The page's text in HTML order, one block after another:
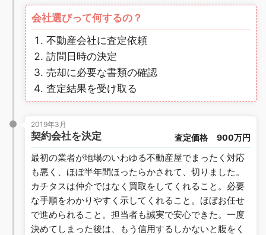
会社選びって何するの？
不動産会社に査定依頼
訪問日時の決定
売却に必要な書類の確認
査定結果を受け取る
2019年3月
契約会社を決定 査定価格 900万円
最初の業者が地場のいわゆる不動産屋でまったく対応
も悪く、ほぼ半年間ほったらかされて、切りました。
カチタスは仲介ではなく買取をしてくれること。必要
な手順をわかりやすく示してくれること。ほぼお任せ
で進められること。担当者も誠実で安心できた。一度
決めてしまった後は、もう信用するしかないと腹をく